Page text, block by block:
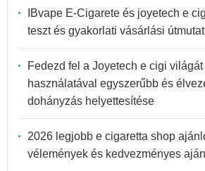
IBvape E-Cigarete és joyetech e
teszt és gyakorlati vásárlási
Fedezd fel a Joyetech e cigi
használatával egyszerűbb és
dohányzás helyettesítése
2026 legjobb e cigaretta shop
vélemények és kedvezményes